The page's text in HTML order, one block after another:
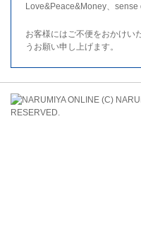
Love&Peace&Money、sense
お客様にはご不便をおかけい
うお願い申し上げます。